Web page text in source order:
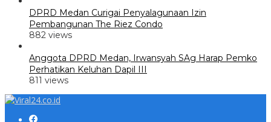
DPRD Medan Curigai Penyalagunaan Izin
Pembangunan The Riez Condo
882 views
Anggota DPRD Medan, Irwansyah SAg Harap Pemko
Perhatikan Keluhan Dapil III
811 views